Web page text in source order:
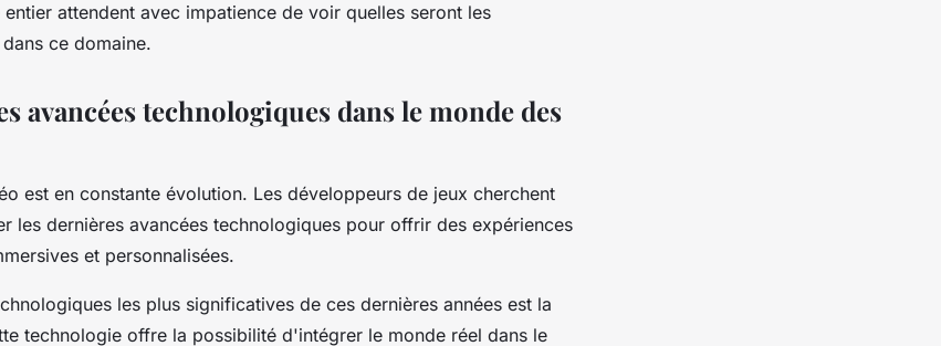
entier attendent avec impatience de voir quelles seront les
ce domaine.
avancées technologiques dans le monde des
est en constante évolution. Les développeurs de jeux cherchent
les dernières avancées technologiques pour offrir des expériences
et personnalisées.
les plus significatives de ces dernières années est la
technologie offre la possibilité d'intégrer le monde réel dans le